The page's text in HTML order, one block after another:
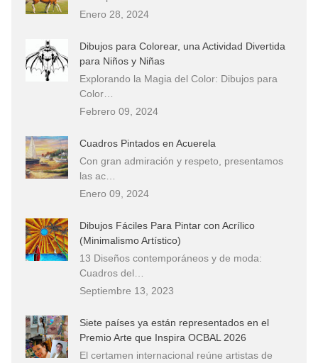
El mundo del arte en pintura surrealista
Enero 28, 2024
Dibujos para Colorear, una Actividad Divertida
para Niños y Niñas
Explorando la Magia del Color: Dibujos para
Color…
Febrero 09, 2024
Cuadros Pintados en Acuerela
Con gran admiración y respeto, presentamos
las ac…
Enero 09, 2024
Dibujos Fáciles Para Pintar con Acrílico
(Minimalismo Artístico)
13 Diseños contemporáneos y de moda:
Cuadros del…
Septiembre 13, 2023
Siete países ya están representados en el
Premio Arte que Inspira OCBAL 2026
El certamen internacional reúne artistas de